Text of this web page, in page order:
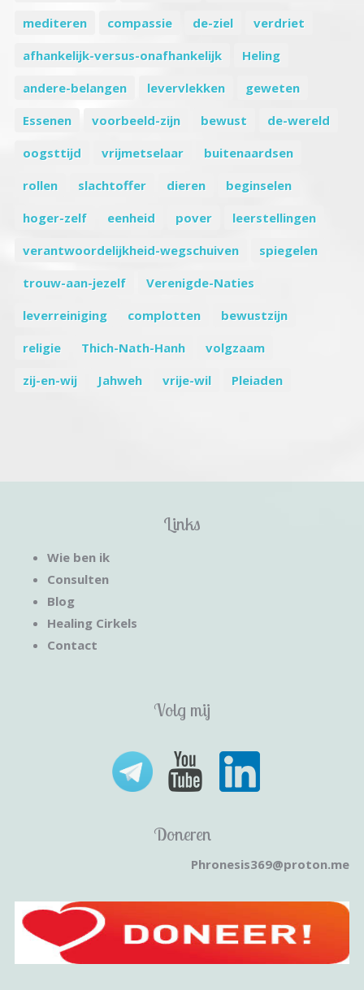
mediteren
compassie de-ziel
verdriet
afhankelijk-versus-onafhankelijk
Heling
andere-belangen
levervlekken
geweten
Essenen
voorbeeld-zijn bewust
de-wereld
oogsttijd
vrijmetselaar
buitenaardsen
rollen
slachtoffer dieren
beginselen
hoger-zelf
eenheid pover
leerstellingen
verantwoordelijkheid-wegschuiven
spiegelen
trouw-aan-jezelf
Verenigde-Naties
leverreiniging
complotten
bewustzijn
religie
Thich-Nath-Hanh
volgzaam
zij-en-wij
Jahweh vrije-wil Pleiaden
Links
Wie ben ik
Consulten
Blog
Healing Cirkels
Contact
Volg mij
Doneren
Phronesis369@proton.me